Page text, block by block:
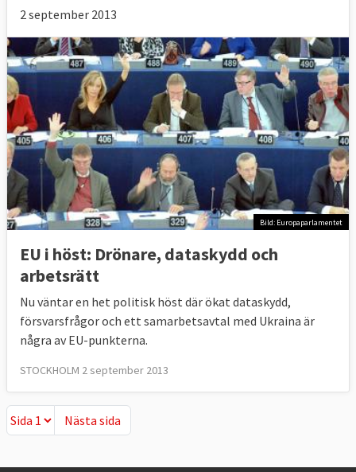
2 september 2013
Bild: Europaparlamentet
EU i höst: Drönare, dataskydd och
arbetsrätt
Nu väntar en het politisk höst där ökat dataskydd,
försvarsfrågor och ett samarbetsavtal med Ukraina är
några av EU-punkterna.
STOCKHOLM 2 september 2013
Nästa sida
Nästa sida